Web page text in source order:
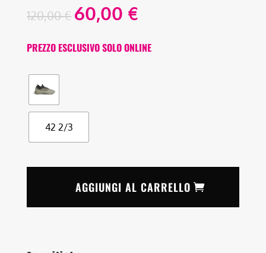
120,00€ 60,00 €
PREZZO ESCLUSIVO SOLO ONLINE
42 2/3
AGGIUNGI AL CARRELLO